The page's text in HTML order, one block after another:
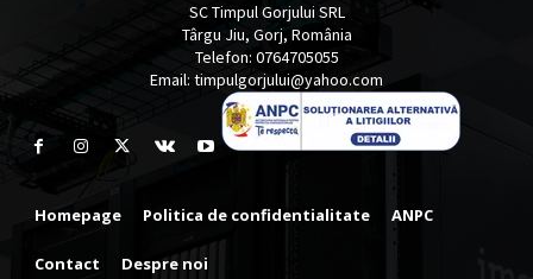
SC Timpul Gorjului SRL
Târgu Jiu, Gorj, România
Telefon: 0764705055
Email: timpulgorjului@yahoo.com
Homepage Politica de confidentialitate ANPC
Contact Despre noi